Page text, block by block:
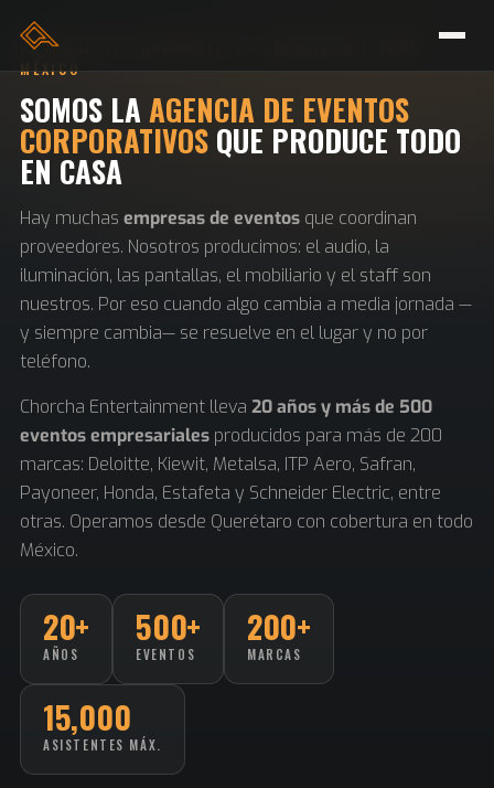
PRODUCCIÓN CORPORATIVA · QUERÉTARO Y TODO
MÉXICO
SOMOS LA AGENCIA DE EVENTOS
CORPORATIVOS QUE PRODUCE TODO
EN CASA
Hay muchas empresas de eventos que coordinan
proveedores. Nosotros producimos: el audio, la
iluminación, las pantallas, el mobiliario y el staff son
nuestros. Por eso cuando algo cambia a media jornada —
y siempre cambia— se resuelve en el lugar y no por
teléfono.
Chorcha Entertainment lleva 20 años y más de 500
eventos empresariales producidos para más de 200
marcas: Deloitte, Kiewit, Metalsa, ITP Aero, Safran,
Payoneer, Honda, Estafeta y Schneider Electric, entre
otras. Operamos desde Querétaro con cobertura en todo
México.
20+
AÑOS
500+
EVENTOS
200+
MARCAS
15,000
ASISTENTES MÁX.